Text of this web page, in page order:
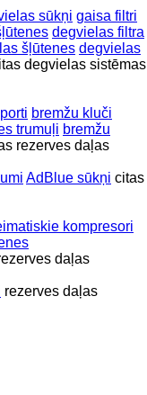
sūkņi gaisa filtri
degvielas filtra
šļūtenes degvielas
degvielas sistēmas
bremžu kluči
trumuļi bremžu
rezerves daļas
AdBlue sūkņi citas
kompresori
daļas
rezerves daļas